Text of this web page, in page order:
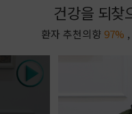
건강을 되찾
환자 추천의향 97%